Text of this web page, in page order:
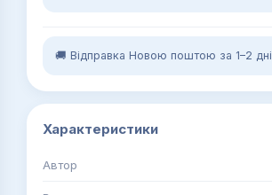
🚚 Відправка Новою поштою за 1–2 дні
Характеристики
Автор